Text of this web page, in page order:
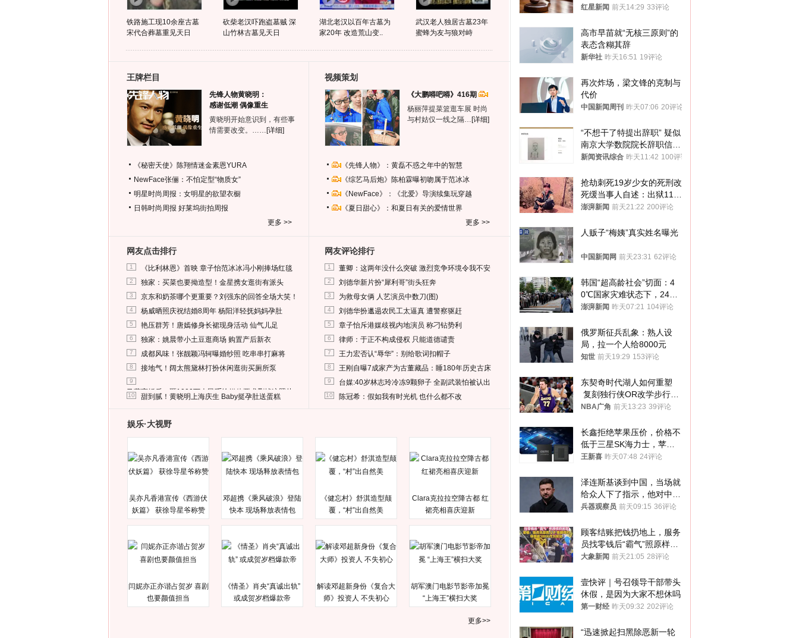
铁路施工现10余座古墓
宋代合葬墓重见天日
砍柴老汉吓跑盗墓贼 深
山竹林古墓见天日
湖北老汉以百年古墓为
家20年 改造荒山变..
武汉老人独居古墓23年
蜜蜂为友与狼对峙
王牌栏目
先锋人物黄晓明：
感谢低潮 偶像重生
黄晓明开始意识到，有些事
情需要改变。…… [详细]
《秘密天使》陈翔情迷金素恩YURA
NewFace张俪：不怕定型“物质女”
明星时尚周报：女明星的欲望衣橱
日韩时尚周报 好莱坞街拍周报
更多 >>
视频策划
《大鹏嘚吧嘚》416期
杨丽萍提菜篮逛车展 时尚
与村姑仅一线之隔… [详细]
《先锋人物》：黄磊不惑之年中的智慧
《综艺马后炮》陈柏霖曝初吻属于范冰冰
《NewFace》：《北爱》导演续集玩穿越
《夏日甜心》：和夏日有关的爱情世界
更多 >>
网友点击排行
1 《比利林恩》首映 章子怡范冰冰冯小刚捧场红毯
2 独家：买菜也要拗造型！金星携女逛街有派头
3 京东和奶茶哪个更重要？刘强东的回答全场大笑！
4 杨威晒照庆祝结婚8周年 杨阳洋轻抚妈妈孕肚
5 艳压群芳！唐嫣修身长裙现身活动 仙气儿足
6 独家：姚晨带小土豆逛商场 购置产后新衣
7 成都风味！张靓颖冯轲曝婚纱照 吃串串打麻将
8 接地气！阔太熊黛林打扮休闲逛街买厕所泵
9
马蓉离婚后，砸1000万人民币给媒体要求删掉这照片
10 甜到腻！黄晓明上海庆生 Baby挺孕肚送蛋糕
网友评论排行
1 董卿：这两年没什么突破 激烈竞争环境令我不安
2 刘德华新片扮“犀利哥”街头狂奔
3 为救母女俩 人艺演员中数刀(图)
4 刘德华扮邋遢农民工太逼真 遭警察驱赶
5 章子怡斥港媒歧视内地演员 称刁钻势利
6 律师：于正不构成侵权 只能道德谴责
7 王力宏否认“辱华”：别给歌词扣帽子
8 王刚自曝7成家产为古董藏品：睡180年历史古床
9 台媒:40岁林志玲冷冻9颗卵子 全副武装怕被认出
10 陈冠希：假如我有时光机 也什么都不改
娱乐·大视野
吴亦凡香港宣传《西游伏
妖篇》 获徐导星爷称赞
邓超携《乘风破浪》登陆
快本 现场释放表情包
《健忘村》舒淇造型颠
覆，“村”出自然美
Clara克拉拉空降古都 红
裙亮相喜庆迎新
闫妮亦正亦谐占贺岁 喜剧
也要颜值担当
《情圣》肖央“真诚出轨”
或成贺岁档爆款帝
解读邓超新身份《复合大
师》投资人 不失初心
胡军澳门电影节影帝加冕
“上海王”横扫大奖
更多>>
死缓 最高检介入后改判无
红星新闻 前天14:29 33评论
高市早苗就“无核三原则”的
表态含糊其辞
新华社 昨天16:51 19评论
再次炸场，梁文锋的克制与
代价
中国新闻周刊 昨天07:06 20评论
“不想干了特提出辞职” 疑似
南京大学数院院长辞职信流
传 院方回应
新闻资讯综合 昨天11:42 100评论
抢劫刺死19岁少女的死刑改
死缓当事人自述：出狱11年
间始终刻意躲避被害人家属
澎湃新闻 前天21:22 200评论
人贩子“梅姨”真实姓名曝光
中国新闻网 前天23:31 62评论
韩国“超高龄社会”切面：4
0℃国家灾难状态下，2400
名首尔老人还在巷子里收废
澎湃新闻 昨天07:21 104评论
俄罗斯征兵乱象：熟人设
局，拉一个人给8000元
知世 前天19:29 153评论
东契奇时代湖人如何重塑
复刻独行侠OR改学步行
者？
NBA广角 前天13:23 39评论
长鑫拒绝苹果压价，价格不
低于三星SK海力士，苹果
失去了议价权
王新喜 昨天07:48 24评论
泽连斯基谈到中国，当场就
给众人下了指示，他对中国
和中乌关系，显然又有了新
兵器观察员 前天09:15 36评论
顾客结账把钱扔地上，服务
员找零钱后“霸气”照原样扔
回去
大象新闻 前天21:05 28评论
壹快评｜号召领导干部带头
休假，是因为大家不想休吗
第一财经 昨天09:32 202评论
“迅速掀起扫黑除恶新一轮